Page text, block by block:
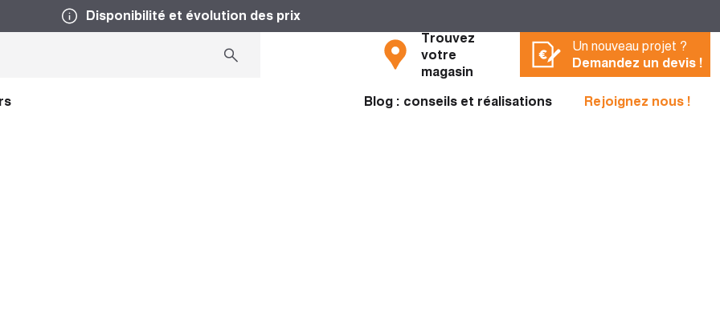
Disponibilité et évolution des prix
Trouvez
votre
magasin
Un nouveau projet ?
Demandez un devis !
Blog : conseils et réalisations Rejoignez nous !